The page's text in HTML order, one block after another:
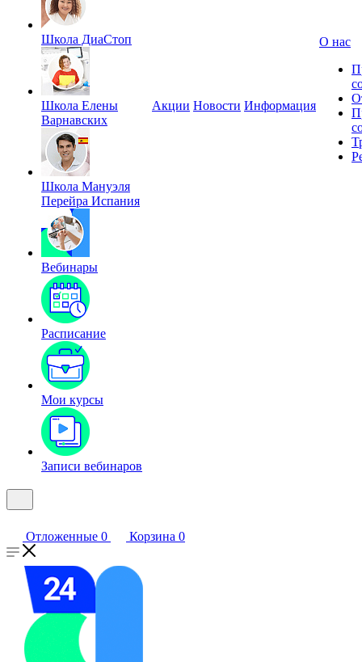
Школа ДиаСтоп
Школа Елены
Варнавских
Школа Мануэля
Перейра Испания
Вебинары
Расписание
Мои курсы
Записи вебинаров
Акции Новости Информация
О нас
Отложенные 0 Корзина 0